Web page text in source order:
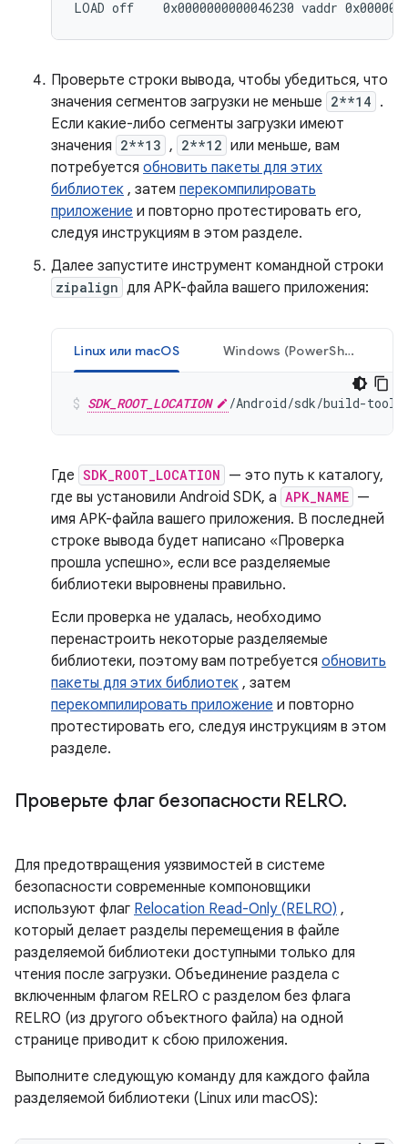
Проверьте строки вывода, чтобы убедиться, что
значения сегментов загрузки не меньше 2**14 .
Если какие-либо сегменты загрузки имеют
значения 2**13 , 2**12 или меньше, вам
потребуется обновить пакеты для этих
библиотек , затем перекомпилировать
приложение и повторно протестировать его,
следуя инструкциям в этом разделе.
Далее запустите инструмент командной строки
zipalign для APK-файла вашего приложения:
Linux или macOS Windows (PowerShell)
SDK_ROOT_LOCATION /Android/sdk/build-
Где SDK_ROOT_LOCATION — это путь к каталогу,
где вы установили Android SDK, а APK_NAME —
имя APK-файла вашего приложения. В последней
строке вывода будет написано «Проверка
прошла успешно», если все разделяемые
библиотеки выровнены правильно.
Если проверка не удалась, необходимо
перенастроить некоторые разделяемые
библиотеки, поэтому вам потребуется обновить
пакеты для этих библиотек , затем
перекомпилировать приложение и повторно
протестировать его, следуя инструкциям в этом
разделе.
Проверьте флаг безопасности RELRO.
Для предотвращения уязвимостей в системе
безопасности современные компоновщики
используют флаг Relocation Read-Only (RELRO) ,
который делает разделы перемещения в файле
разделяемой библиотеки доступными только для
чтения после загрузки. Объединение раздела с
включенным флагом RELRO с разделом без флага
RELRO (из другого объектного файла) на одной
странице приводит к сбою приложения.
Выполните следующую команду для каждого файла
разделяемой библиотеки (Linux или macOS):